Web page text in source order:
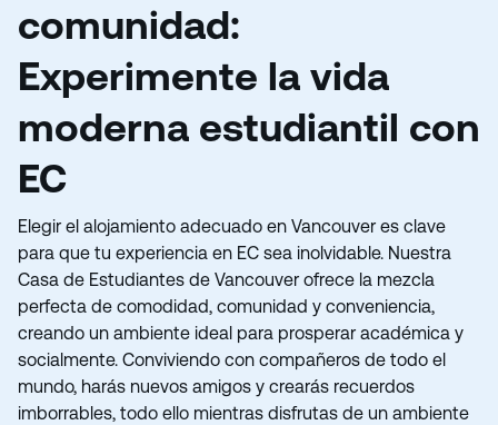
comunidad:
Experimente la vida
moderna estudiantil con
EC
Elegir el alojamiento adecuado en Vancouver es clave
para que tu experiencia en EC sea inolvidable. Nuestra
Casa de Estudiantes de Vancouver ofrece la mezcla
perfecta de comodidad, comunidad y conveniencia,
creando un ambiente ideal para prosperar académica y
socialmente. Conviviendo con compañeros de todo el
mundo, harás nuevos amigos y crearás recuerdos
imborrables, todo ello mientras disfrutas de un ambiente